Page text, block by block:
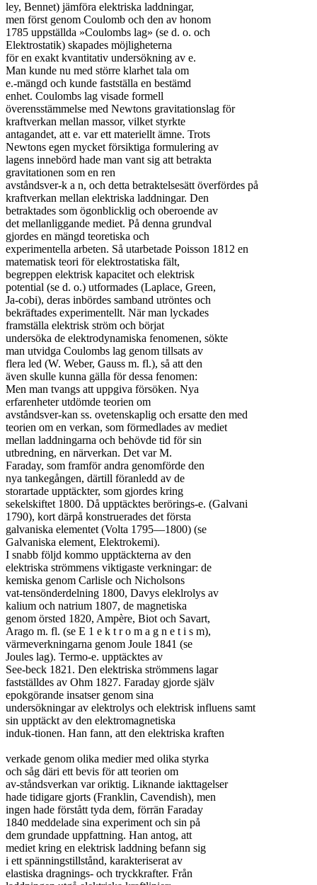
ley, Bennet) jämföra elektriska laddningar,
men först genom Coulomb och den av honom
1785 uppställda »Coulombs lag» (se d. o. och
Elektrostatik) skapades möjligheterna
för en exakt kvantitativ undersökning av e.
Man kunde nu med större klarhet tala om
e.-mängd och kunde fastställa en bestämd
enhet. Coulombs lag visade formell
överensstämmelse med Newtons gravitationslag för
kraftverkan mellan massor, vilket styrkte
antagandet, att e. var ett materiellt ämne. Trots
Newtons egen mycket försiktiga formulering av
lagens innebörd hade man vant sig att betrakta
gravitationen som en ren
avståndsver-k a n, och detta betraktelsesätt överfördes på
kraftverkan mellan elektriska laddningar. Den
betraktades som ögonblicklig och oberoende av
det mellanliggande mediet. På denna grundval
gjordes en mängd teoretiska och
experimentella arbeten. Så utarbetade Poisson 1812 en
matematisk teori för elektrostatiska fält,
begreppen elektrisk kapacitet och elektrisk
potential (se d. o.) utformades (Laplace, Green,
Ja-cobi), deras inbördes samband utröntes och
bekräftades experimentellt. När man lyckades
framställa elektrisk ström och börjat
undersöka de elektrodynamiska fenomenen, sökte
man utvidga Coulombs lag genom tillsats av
flera led (W. Weber, Gauss m. fl.), så att den
även skulle kunna gälla för dessa fenomen:
Men man tvangs att uppgiva försöken. Nya
erfarenheter utdömde teorien om
avståndsver-kan ss. ovetenskaplig och ersatte den med
teorien om en verkan, som förmedlades av mediet
mellan laddningarna och behövde tid för sin
utbredning, en närverkan. Det var M.
Faraday, som framför andra genomförde den
nya tankegången, därtill föranledd av de
storartade upptäckter, som gjordes kring
sekelskiftet 1800. Då upptäcktes berörings-e. (Galvani
1790), kort därpå konstruerades det första
galvaniska elementet (Volta 1795—1800) (se
Galvaniska element, Elektrokemi).
I snabb följd kommo upptäckterna av den
elektriska strömmens viktigaste verkningar: de
kemiska genom Carlisle och Nicholsons
vat-tensönderdelning 1800, Davys eleklrolys av
kalium och natrium 1807, de magnetiska
genom örsted 1820, Ampère, Biot och Savart,
Arago m. fl. (se E 1 e k t r o m a g n e t i s m),
värmeverkningarna genom Joule 1841 (se
Joules lag). Termo-e. upptäcktes av
See-beck 1821. Den elektriska strömmens lagar
fastställdes av Ohm 1827. Faraday gjorde själv
epokgörande insatser genom sina
undersökningar av elektrolys och elektrisk influens samt
sin upptäckt av den elektromagnetiska
induk-tionen. Han fann, att den elektriska kraften
verkade genom olika medier med olika styrka
och såg däri ett bevis för att teorien om
av-ståndsverkan var oriktig. Liknande iakttagelser
hade tidigare gjorts (Franklin, Cavendish), men
ingen hade förstått tyda dem, förrän Faraday
1840 meddelade sina experiment och sin på
dem grundade uppfattning. Han antog, att
mediet kring en elektrisk laddning befann sig
i ett spänningstillstånd, karakteriserat av
elastiska dragnings- och tryckkrafter. Från